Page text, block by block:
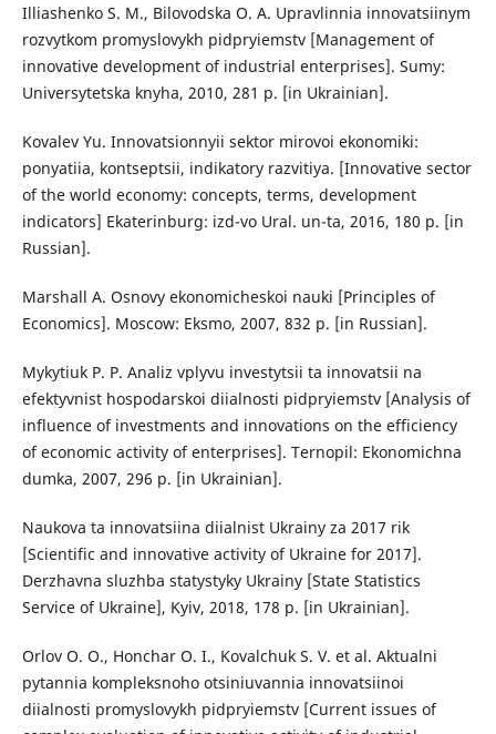
Illiashenko S. M., Bilovodska O. A. Upravlinnia innovatsiinym
rozvytkom promyslovykh pidpryiemstv [Management of
innovative development of industrial enterprises]. Sumy:
Universytetska knyha, 2010, 281 p. [in Ukrainian].
Kovalev Yu. Innovatsionnyii sektor mirovoi ekonomiki:
ponyatiia, kontseptsii, indikatory razvitiya. [Innovative sector
of the world economy: concepts, terms, development
indicators] Ekaterinburg: izd-vo Ural. un-ta, 2016, 180 p. [in
Russian].
Marshall A. Osnovy ekonomicheskoi nauki [Principles of
Economics]. Moscow: Eksmo, 2007, 832 p. [in Russian].
Mykytiuk P. P. Analiz vplyvu investytsii ta innovatsii na
efektyvnist hospodarskoi diialnosti pidpryiemstv [Analysis of
influence of investments and innovations on the efficiency
of economic activity of enterprises]. Ternopil: Ekonomichna
dumka, 2007, 296 p. [in Ukrainian].
Naukova ta innovatsiina diialnist Ukrainy za 2017 rik
[Scientific and innovative activity of Ukraine for 2017].
Derzhavna sluzhba statystyky Ukrainy [State Statistics
Service of Ukraine], Kyiv, 2018, 178 p. [in Ukrainian].
Orlov O. O., Honchar O. I., Kovalchuk S. V. et al. Aktualni
pytannia kompleksnoho otsiniuvannia innovatsiinoi
diialnosti promyslovykh pidpryiemstv [Current issues of